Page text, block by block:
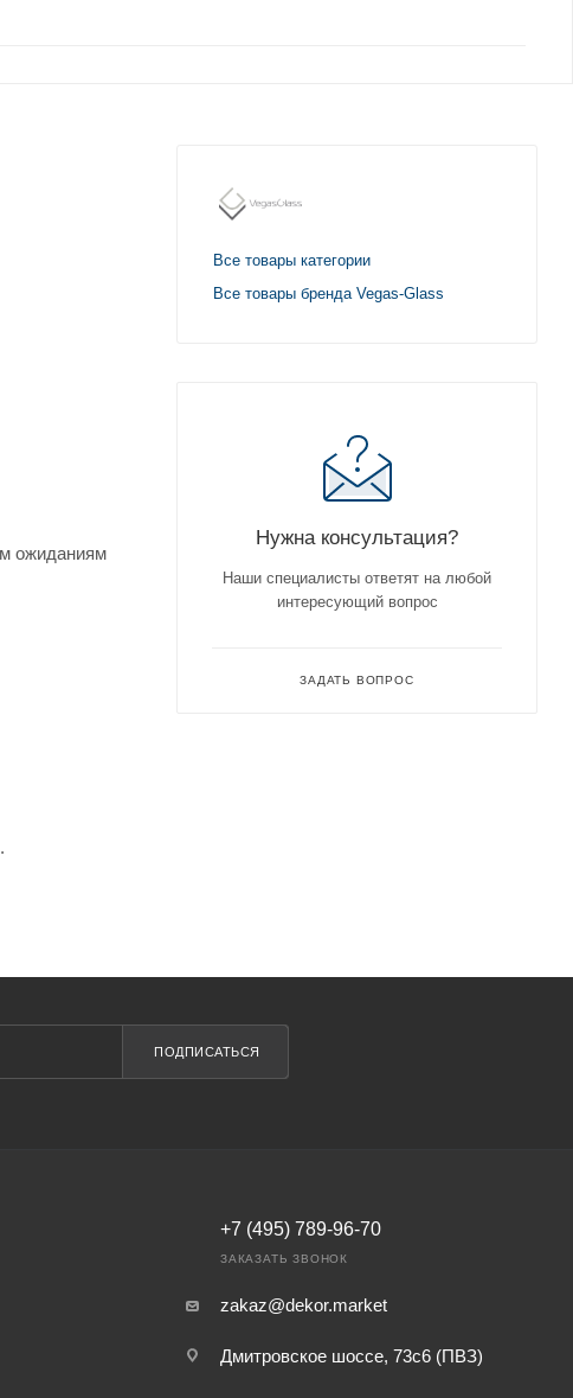
ожиданиям
Все товары категории
Все товары бренда Vegas-Glass
Нужна консультация?
Наши специалисты ответят на любой
интересующий вопрос
ЗАДАТЬ ВОПРОС
ПОДПИСАТЬСЯ
+7 (495) 789-96-70
ЗАКАЗАТЬ ЗВОНОК
zakaz@dekor.market
Дмитровское шоссе, 73с6 (ПВЗ)